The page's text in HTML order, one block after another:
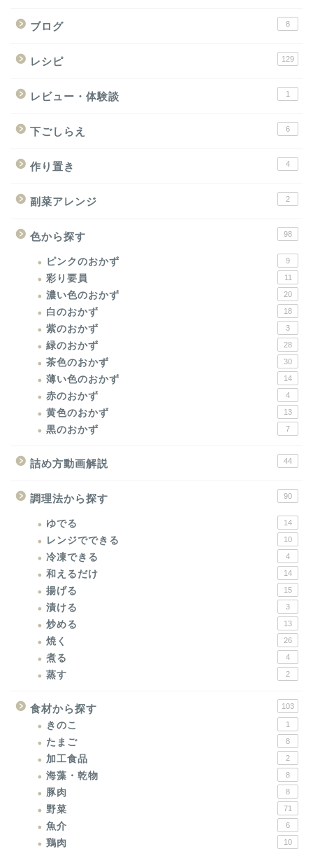
ブログ 8
レシピ 129
レビュー・体験談 1
下ごしらえ 6
作り置き 4
副菜アレンジ 2
色から探す 98
ピンクのおかず 9
彩り要員 11
濃い色のおかず 20
白のおかず 18
紫のおかず 3
緑のおかず 28
茶色のおかず 30
薄い色のおかず 14
赤のおかず 4
黄色のおかず 13
黒のおかず 7
詰め方動画解説 44
調理法から探す 90
ゆでる 14
レンジでできる 10
冷凍できる 4
和えるだけ 14
揚げる 15
漬ける 3
炒める 13
焼く 26
煮る 4
蒸す 2
食材から探す 103
きのこ 1
たまご 8
加工食品 2
海藻・乾物 8
豚肉 8
野菜 71
魚介 6
鶏肉 10